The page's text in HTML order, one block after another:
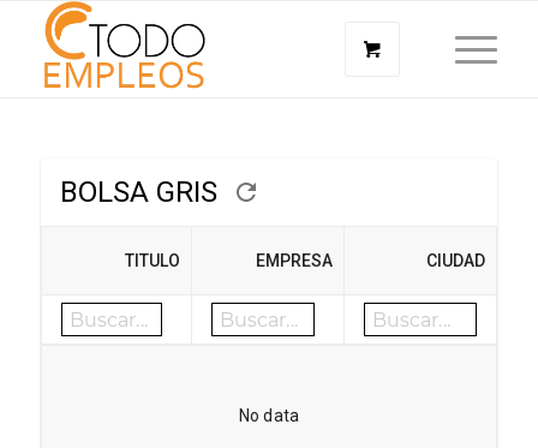
BOLSA GRIS
TITULO EMPRESA CIUDAD
No data